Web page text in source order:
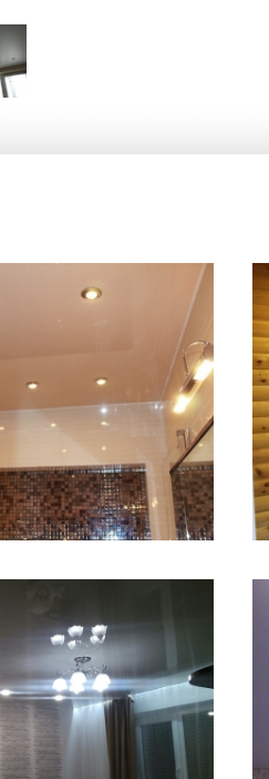
5 000 руб.